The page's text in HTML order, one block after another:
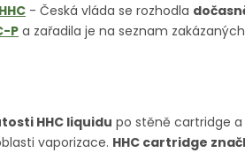
- Česká vláda se rozhodla
P a zařadila je na seznam
HHC liquidu po stěně cartridge a
vaporizace. HHC cartridge